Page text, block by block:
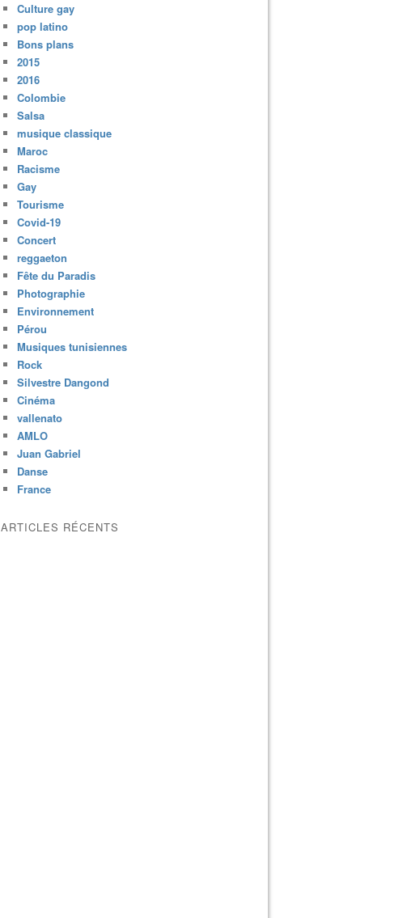
Culture gay
pop latino
Bons plans
2015
2016
Colombie
Salsa
musique classique
Maroc
Racisme
Gay
Tourisme
Covid-19
Concert
reggaeton
Fête du Paradis
Photographie
Environnement
Pérou
Musiques tunisiennes
Rock
Silvestre Dangond
Cinéma
vallenato
AMLO
Juan Gabriel
Danse
France
ARTICLES RÉCENTS